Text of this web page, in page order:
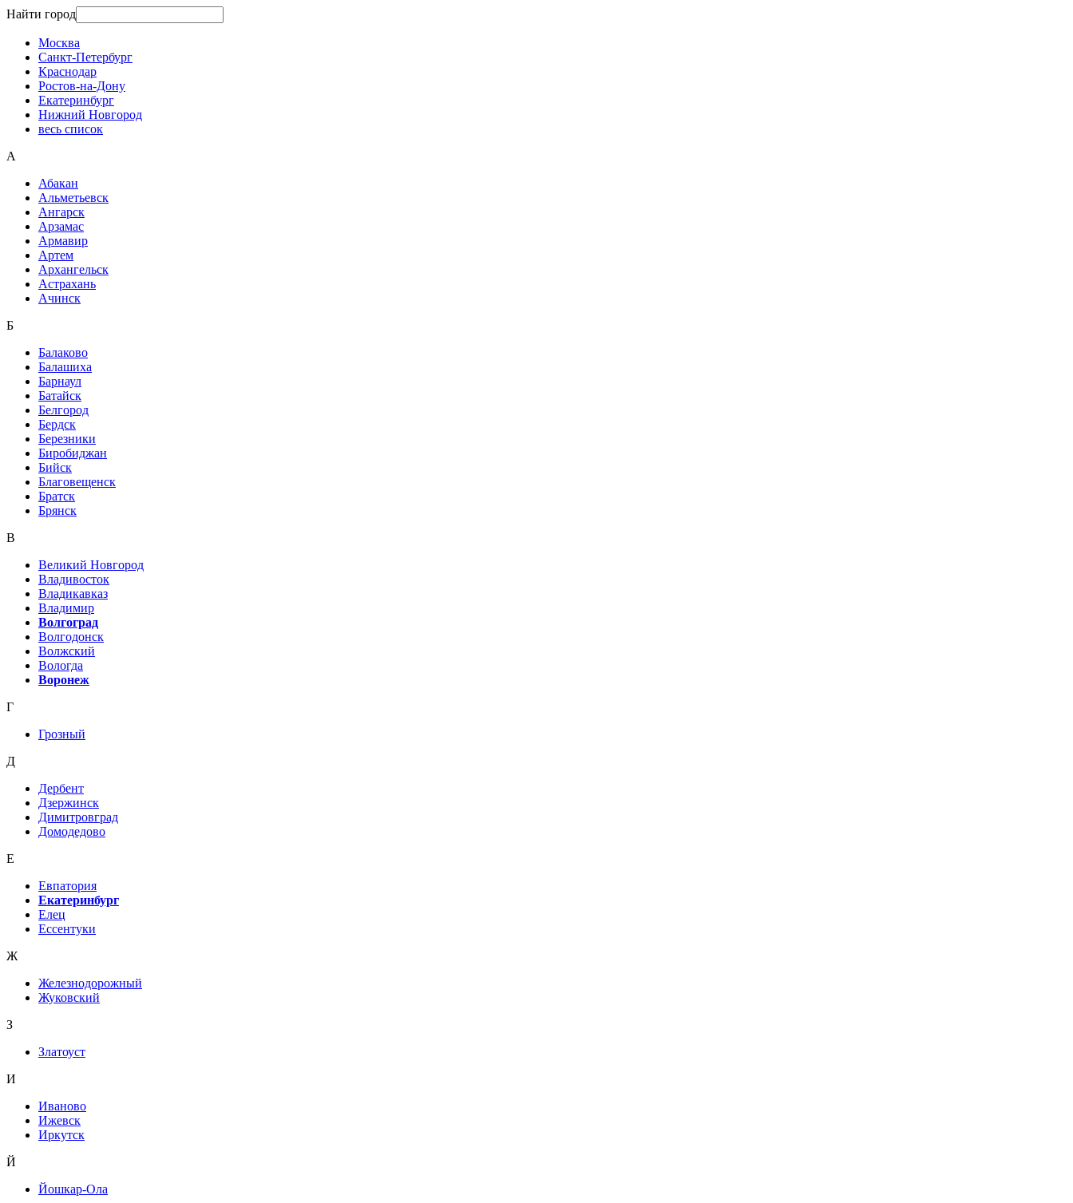
Найти город
Москва
Санкт-Петербург
Краснодар
Ростов-на-Дону
Екатеринбург
Нижний Новгород
весь список
А
Абакан
Альметьевск
Ангарск
Арзамас
Армавир
Артем
Архангельск
Астрахань
Ачинск
Б
Балаково
Балашиха
Барнаул
Батайск
Белгород
Бердск
Березники
Биробиджан
Бийск
Благовещенск
Братск
Брянск
В
Великий Новгород
Владивосток
Владикавказ
Владимир
Волгоград
Волгодонск
Волжский
Вологда
Воронеж
Г
Грозный
Д
Дербент
Дзержинск
Димитровград
Домодедово
Е
Евпатория
Екатеринбург
Елец
Ессентуки
Ж
Железнодорожный
Жуковский
З
Златоуст
И
Иваново
Ижевск
Иркутск
Й
Йошкар-Ола